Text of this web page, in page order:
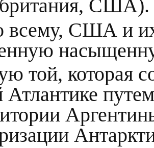
США).
всему, США и
той, которая
путем